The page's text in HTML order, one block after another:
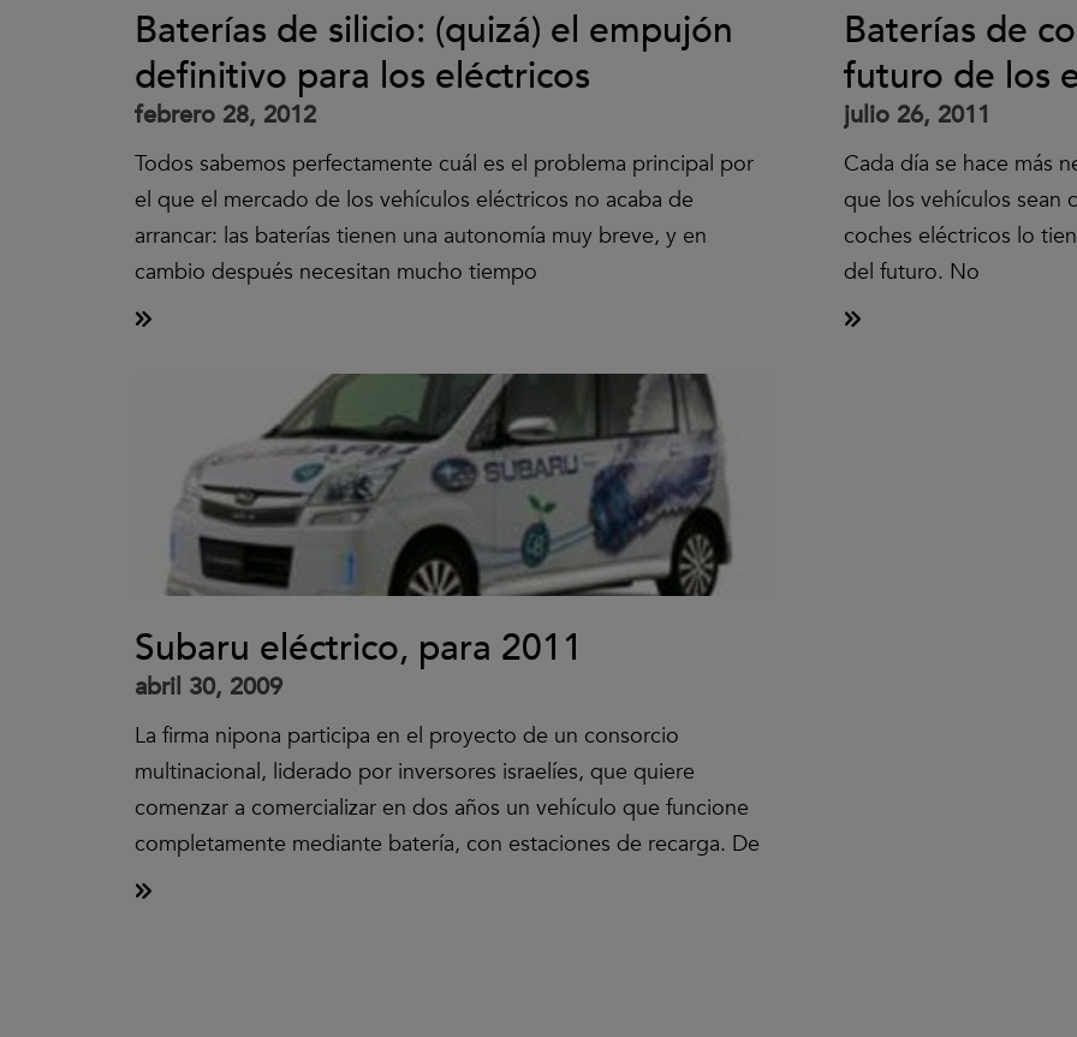
Baterías de silicio: (quizá) el empujón
definitivo para los eléctricos
febrero 28, 2012
Todos sabemos perfectamente cuál es el problema principal por
el que el mercado de los vehículos eléctricos no acaba de
arrancar: las baterías tienen una autonomía muy breve, y en
cambio después necesitan mucho tiempo
Baterías de
futuro de los
julio 26, 2011
Cada día se hace más
que los vehículos sean
coches eléctricos lo
del futuro. No
Subaru eléctrico, para 2011
abril 30, 2009
La firma nipona participa en el proyecto de un consorcio
multinacional, liderado por inversores israelíes, que quiere
comenzar a comercializar en dos años un vehículo que funcione
completamente mediante batería, con estaciones de recarga. De